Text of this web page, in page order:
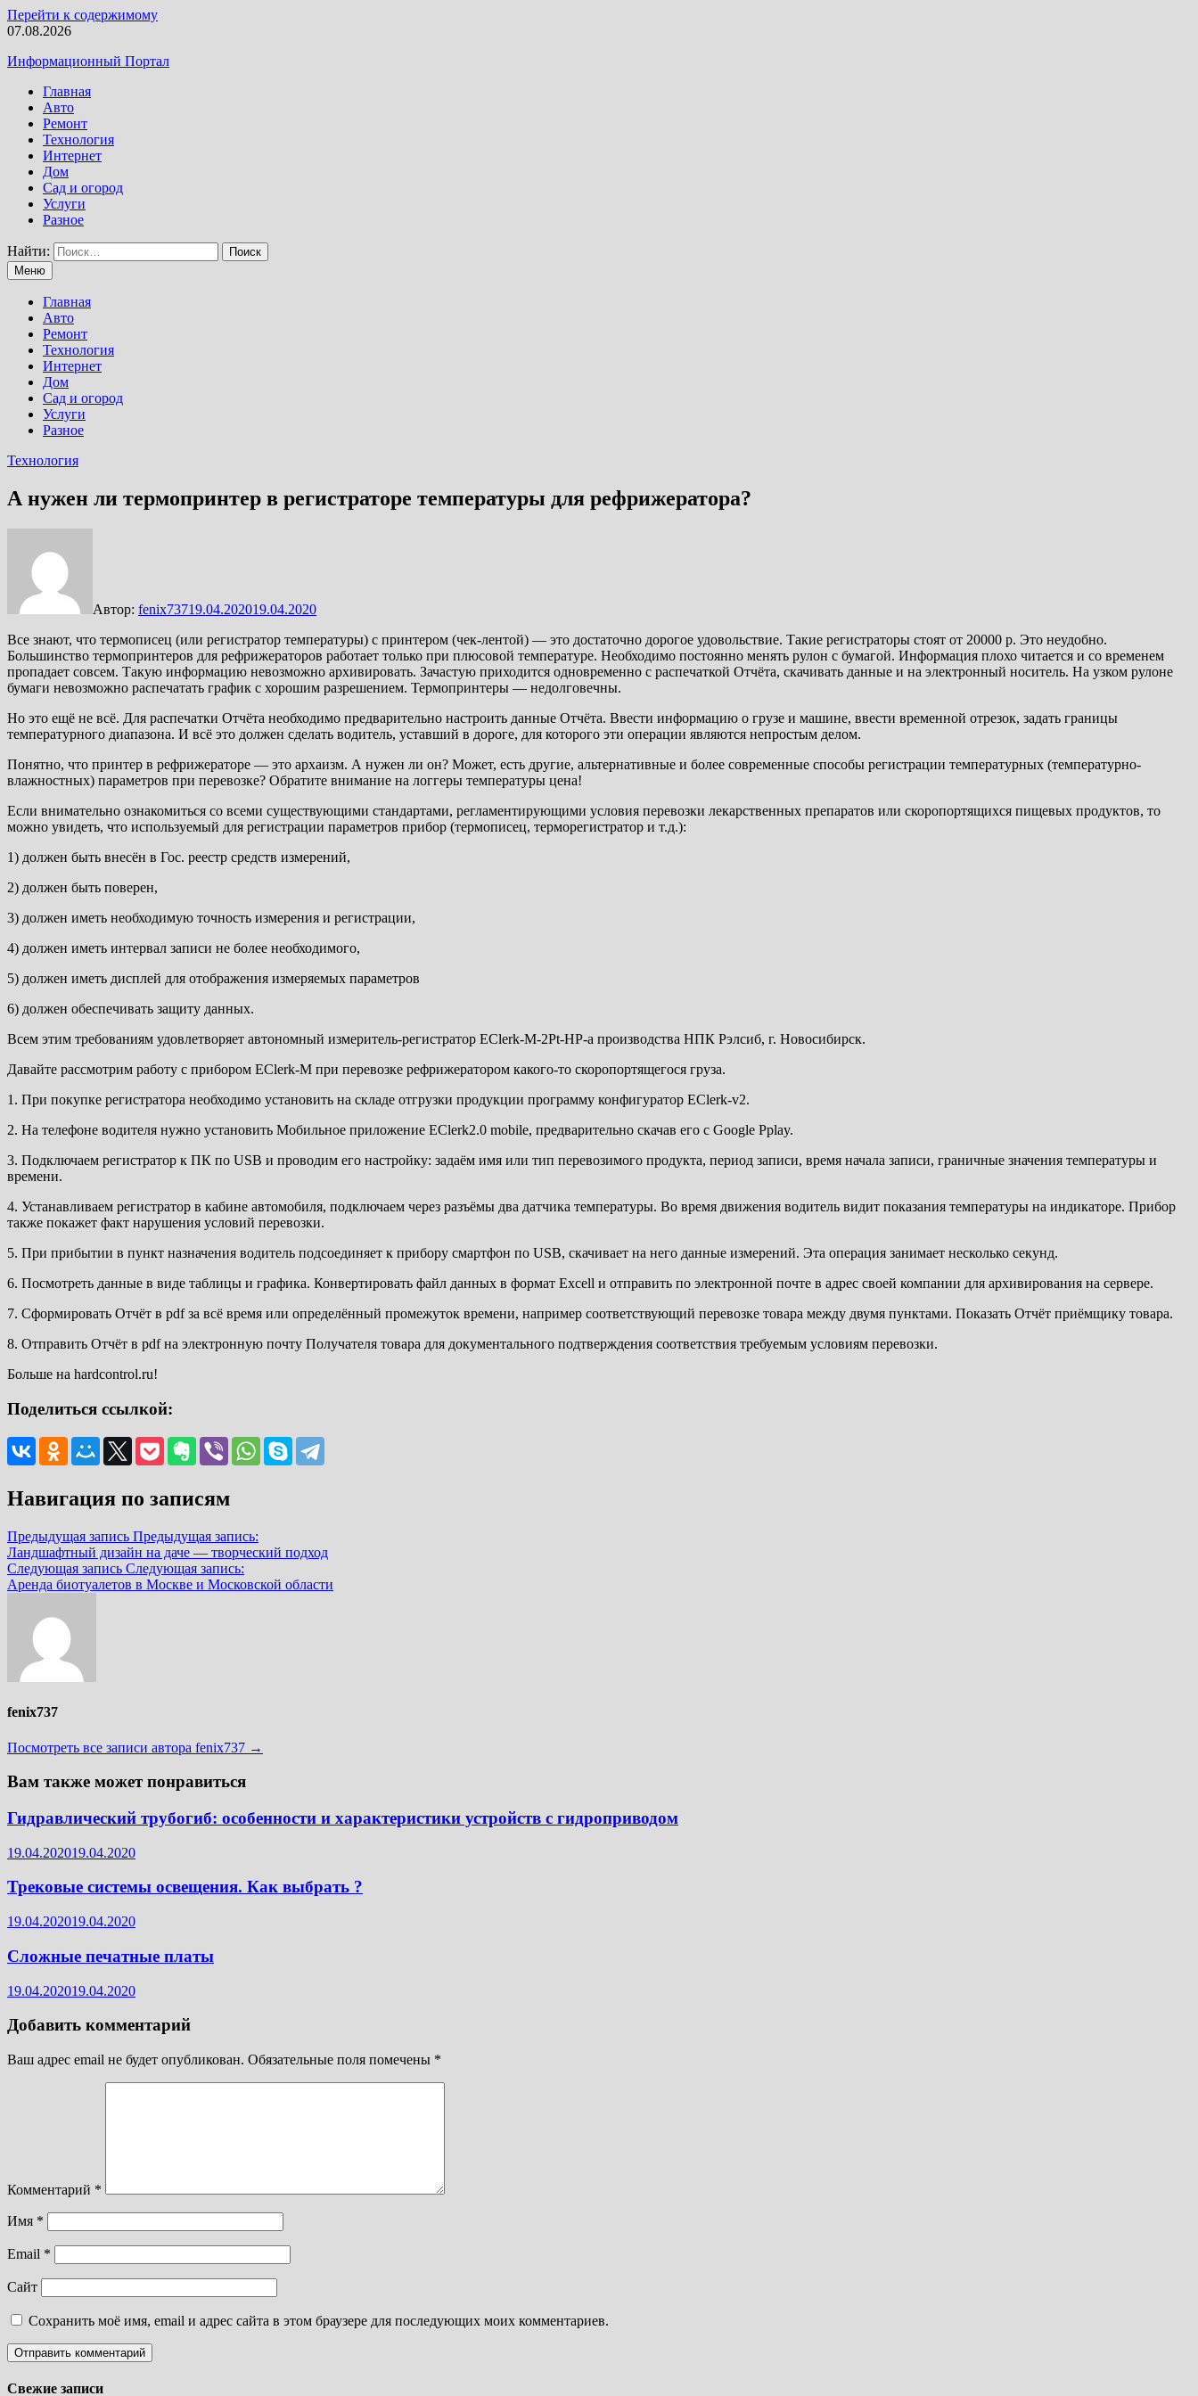
Перейти к содержимому
07.08.2026
Информационный Портал
Главная
Авто
Ремонт
Технология
Интернет
Дом
Сад и огород
Услуги
Разное
Найти:
Меню
Главная
Авто
Ремонт
Технология
Интернет
Дом
Сад и огород
Услуги
Разное
Технология
А нужен ли термопринтер в регистраторе температуры для рефрижератора?
Автор: fenix73719.04.202019.04.2020
Все знают, что термописец (или регистратор температуры) с принтером (чек-лентой) — это достаточно дорогое удовольствие. Такие регистраторы стоят от 20000 р. Это неудобно.
Большинство термопринтеров для рефрижераторов работает только при плюсовой температуре. Необходимо постоянно менять рулон с бумагой. Информация плохо читается и со временем
пропадает совсем. Такую информацию невозможно архивировать. Зачастую приходится одновременно с распечаткой Отчёта, скачивать данные и на электронный носитель. На узком рулоне
бумаги невозможно распечатать график с хорошим разрешением. Термопринтеры — недолговечны.
Но это ещё не всё. Для распечатки Отчёта необходимо предварительно настроить данные Отчёта. Ввести информацию о грузе и машине, ввести временной отрезок, задать границы
температурного диапазона. И всё это должен сделать водитель, уставший в дороге, для которого эти операции являются непростым делом.
Понятно, что принтер в рефрижераторе — это архаизм. А нужен ли он? Может, есть другие, альтернативные и более современные способы регистрации температурных (температурно-
влажностных) параметров при перевозке? Обратите внимание на логгеры температуры цена!
Если внимательно ознакомиться со всеми существующими стандартами, регламентирующими условия перевозки лекарственных препаратов или скоропортящихся пищевых продуктов, то
можно увидеть, что используемый для регистрации параметров прибор (термописец, терморегистратор и т.д.):
1) должен быть внесён в Гос. реестр средств измерений,
2) должен быть поверен,
3) должен иметь необходимую точность измерения и регистрации,
4) должен иметь интервал записи не более необходимого,
5) должен иметь дисплей для отображения измеряемых параметров
6) должен обеспечивать защиту данных.
Всем этим требованиям удовлетворяет автономный измеритель-регистратор EClerk-M-2Pt-HP-a производства НПК Рэлсиб, г. Новосибирск.
Давайте рассмотрим работу с прибором EClerk-M при перевозке рефрижератором какого-то скоропортящегося груза.
1. При покупке регистратора необходимо установить на складе отгрузки продукции программу конфигуратор EClerk-v2.
2. На телефоне водителя нужно установить Мобильное приложение EClerk2.0 mobile, предварительно скачав его с Google Pplay.
3. Подключаем регистратор к ПК по USB и проводим его настройку: задаём имя или тип перевозимого продукта, период записи, время начала записи, граничные значения температуры и
времени.
4. Устанавливаем регистратор в кабине автомобиля, подключаем через разъёмы два датчика температуры. Во время движения водитель видит показания температуры на индикаторе. Прибор
также покажет факт нарушения условий перевозки.
5. При прибытии в пункт назначения водитель подсоединяет к прибору смартфон по USB, скачивает на него данные измерений. Эта операция занимает несколько секунд.
6. Посмотреть данные в виде таблицы и графика. Конвертировать файл данных в формат Excell и отправить по электронной почте в адрес своей компании для архивирования на сервере.
7. Сформировать Отчёт в pdf за всё время или определённый промежуток времени, например соответствующий перевозке товара между двумя пунктами. Показать Отчёт приёмщику товара.
8. Отправить Отчёт в pdf на электронную почту Получателя товара для документального подтверждения соответствия требуемым условиям перевозки.
Больше на hardcontrol.ru!
Поделиться ссылкой:
Навигация по записям
Предыдущая запись Предыдущая запись:
Ландшафтный дизайн на даче — творческий подход
Следующая запись Следующая запись:
Аренда биотуалетов в Москве и Московской области
fenix737
Посмотреть все записи автора fenix737 →
Вам также может понравиться
Гидравлический трубогиб: особенности и характеристики устройств с гидроприводом
19.04.202019.04.2020
Трековые системы освещения. Как выбрать ?
19.04.202019.04.2020
Сложные печатные платы
19.04.202019.04.2020
Добавить комментарий
Ваш адрес email не будет опубликован. Обязательные поля помечены *
Комментарий *
Имя *
Email *
Сайт
Сохранить моё имя, email и адрес сайта в этом браузере для последующих моих комментариев.
Свежие записи